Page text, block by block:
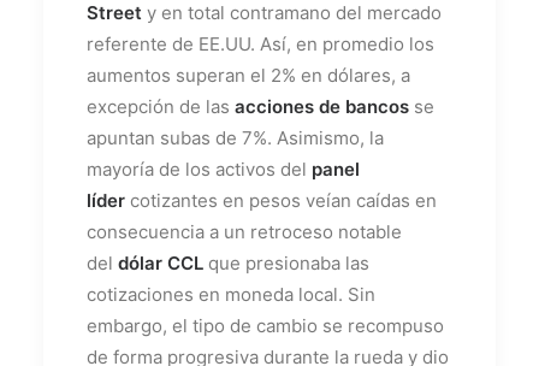
Street y en total contramano del mercado
referente de EE.UU. Así, en promedio los
aumentos superan el 2% en dólares, a
excepción de las acciones de bancos se
apuntan subas de 7%. Asimismo, la
mayoría de los activos del panel
líder cotizantes en pesos veían caídas en
consecuencia a un retroceso notable
del dólar CCL que presionaba las
cotizaciones en moneda local. Sin
embargo, el tipo de cambio se recompuso
de forma progresiva durante la rueda y dio